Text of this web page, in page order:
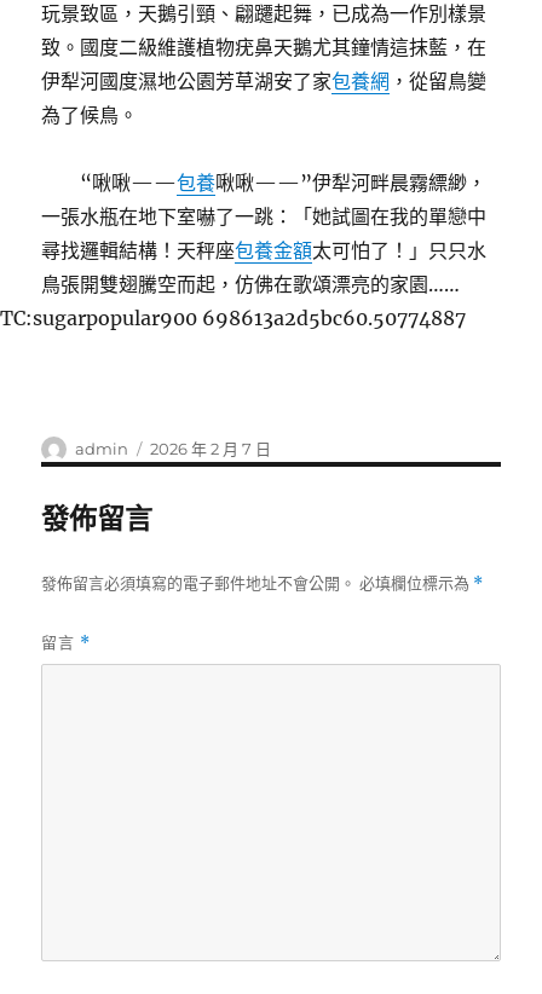
玩景致區，天鵝引頸、翩躚起舞，已成為一作別樣景
致。國度二級維護植物疣鼻天鵝尤其鐘情這抹藍，在
伊犁河國度濕地公園芳草湖安了家包養網 ，從留鳥變
為了候鳥。
“啾啾——包養啾啾——”伊犁河畔晨霧縹緲，
一張水瓶在地下室嚇了一跳：「她試圖在我的單戀中
尋找邏輯結構！天秤座包養金額太可怕了！」只只水
鳥張開雙翅騰空而起，仿佛在歌頌漂亮的家園……
TC:sugarpopular900 698613a2d5bc60.50774887
作
者
admin
發
佈
2026 年 2 月 7 日
發佈留言
發佈留言必須填寫的電子郵件地址不會公開。 必填欄位標示為 *
留言 *